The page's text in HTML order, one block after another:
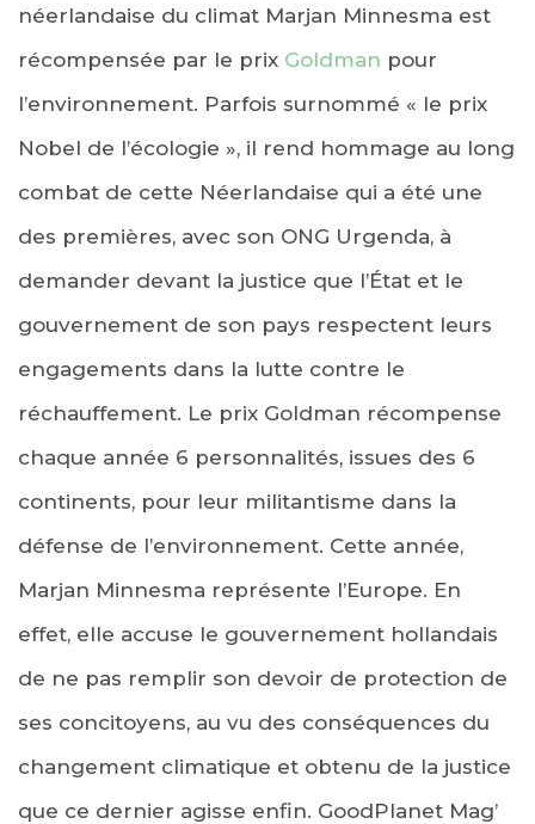
néerlandaise du climat Marjan Minnesma est
récompensée par le prix Goldman pour
l’environnement. Parfois surnommé « le prix
Nobel de l’écologie », il rend hommage au long
combat de cette Néerlandaise qui a été une
des premières, avec son ONG Urgenda, à
demander devant la justice que l’État et le
gouvernement de son pays respectent leurs
engagements dans la lutte contre le
réchauffement. Le prix Goldman récompense
chaque année 6 personnalités, issues des 6
continents, pour leur militantisme dans la
défense de l’environnement. Cette année,
Marjan Minnesma représente l’Europe. En
effet, elle accuse le gouvernement hollandais
de ne pas remplir son devoir de protection de
ses concitoyens, au vu des conséquences du
changement climatique et obtenu de la justice
que ce dernier agisse enfin. GoodPlanet Mag’